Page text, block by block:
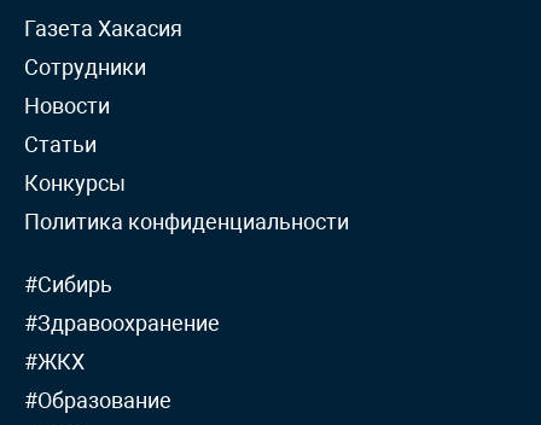
Газета Хакасия
Сотрудники
Новости
Статьи
Конкурсы
Политика конфиденциальности
#Сибирь
#Здравоохранение
#ЖКХ
#Образование